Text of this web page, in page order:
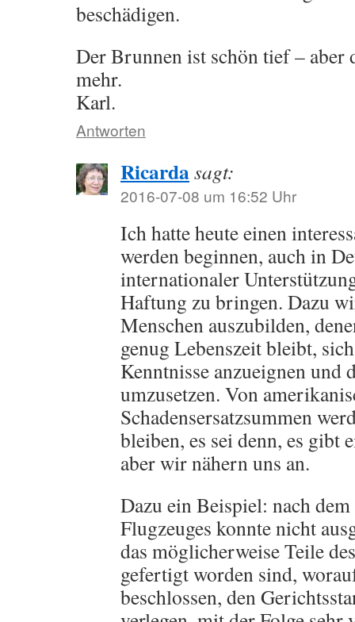
beschädigen.
Der Brunnen ist schön tief – aber
mehr.
Karl.
Antworten
Ricardasagt:
2016-07-08 um 16:52 Uhr
Ich hatte heute einen
werden beginnen, auch in
internationaler
Haftung zu bringen. Dazu
Menschen auszubilden,
genug Lebenszeit bleibt,
Kenntnisse anzueignen und
umzusetzen. Von
Schadensersatzsummen
bleiben, es sei denn, es gibt
aber wir nähern uns an.
Dazu ein Beispiel: nach
Flugzeuges konnte nicht
das möglicherweise Teile
gefertigt worden sind,
beschlossen, den